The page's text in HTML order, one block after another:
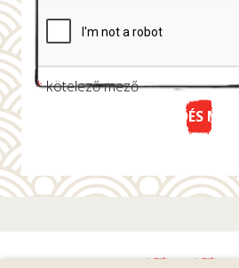
*kötelező mező
KÜLDÉS MOST